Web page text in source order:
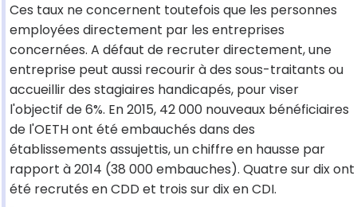
Ces taux ne concernent toutefois que les personnes
employées directement par les entreprises
concernées. A défaut de recruter directement, une
entreprise peut aussi recourir à des sous-traitants ou
accueillir des stagiaires handicapés, pour viser
l'objectif de 6%. En 2015, 42 000 nouveaux bénéficiaires
de l'OETH ont été embauchés dans des
établissements assujettis, un chiffre en hausse par
rapport à 2014 (38 000 embauches). Quatre sur dix ont
été recrutés en CDD et trois sur dix en CDI.